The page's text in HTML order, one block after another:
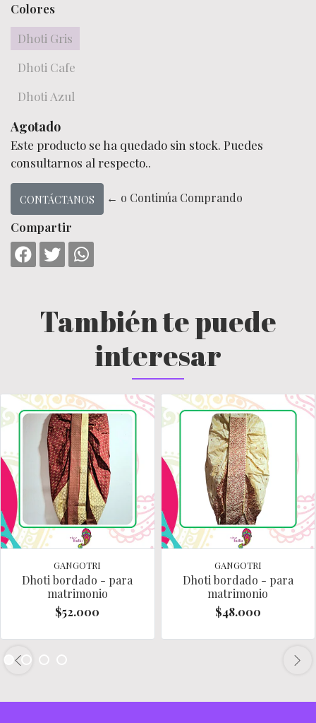
Colores
Dhoti Gris
Dhoti Cafe
Dhoti Azul
Agotado
Este producto se ha quedado sin stock. Puedes
consultarnos al respecto..
CONTÁCTANOS ← o Continúa Comprando
Compartir
También te puede
interesar
GANGOTRI
Dhoti bordado - para
matrimonio
$52.000
GANGOTRI
Dhoti bordado - para
matrimonio
$48.000